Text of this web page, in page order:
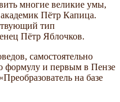
многие великие умы,
Пётр Капица.
тип
Пётр Яблочков.
самостоятельно
формулу и первым в Пензе
на базе